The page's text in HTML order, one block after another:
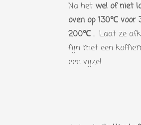
Na het wel of niet
oven op 130℃ voor
200℃ . Laat ze
fijn met een
een vijzel.